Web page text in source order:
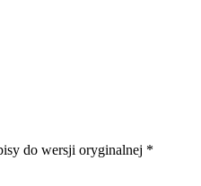
do wersji oryginalnej *